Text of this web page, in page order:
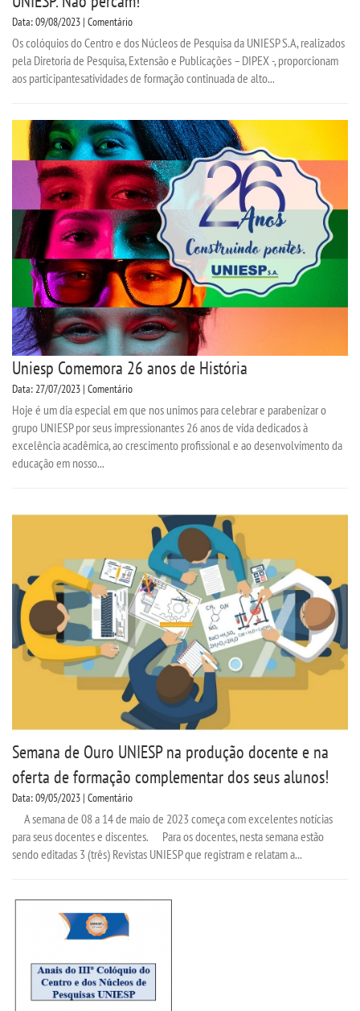
Data: 09/08/2023 | Comentário
Os colóquios do Centro e dos Núcleos de Pesquisa da UNIESP S.A, realizados
pela Diretoria de Pesquisa, Extensão e Publicações – DIPEX -, proporcionam
aos participantesatividades de formação continuada de alto...
Uniesp Comemora 26 anos de História
Data: 27/07/2023 | Comentário
Hoje é um dia especial em que nos unimos para celebrar e parabenizar o
grupo UNIESP por seus impressionantes 26 anos de vida dedicados à
excelência acadêmica, ao crescimento profissional e ao desenvolvimento da
educação em nosso...
Semana de Ouro UNIESP na produção docente e na
oferta de formação complementar dos seus alunos!
Data: 09/05/2023 | Comentário
A semana de 08 a 14 de maio de 2023 começa com excelentes notícias
para seus docentes e discentes. Para os docentes, nesta semana estão
sendo editadas 3 (três) Revistas UNIESP que registram e relatam a...